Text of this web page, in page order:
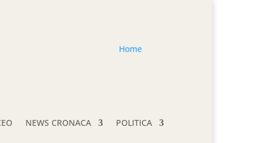
Home
NEWS CRONACA POLITICA